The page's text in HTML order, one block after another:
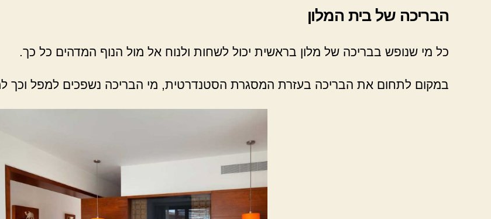
הבריכה של בית המלון
כל מי שנופש בבריכה של מלון בראשית יכול לשחות ולנוח אל מול הנוף המדהים כל כך.
במקום לתחום את הבריכה בעזרת המסגרת הסטנדרטית, מי הבריכה נשפכים למפל וכך